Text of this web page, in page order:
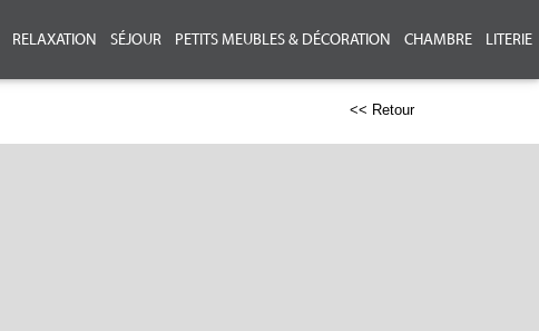
RELAXATION SÉJOUR PETITS MEUBLES & DÉCORATION CHAMBRE LITERIE
<< Retour